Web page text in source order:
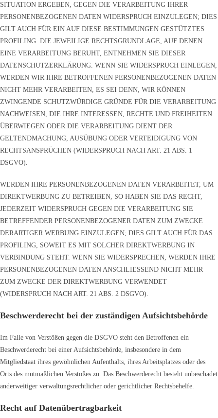
SITUATION ERGEBEN, GEGEN DIE VERARBEITUNG IHRER
PERSONENBEZOGENEN DATEN WIDERSPRUCH EINZULEGEN; DIES
GILT AUCH FÜR EIN AUF DIESE BESTIMMUNGEN GESTÜTZTES
PROFILING. DIE JEWEILIGE RECHTSGRUNDLAGE, AUF DENEN
EINE VERARBEITUNG BERUHT, ENTNEHMEN SIE DIESER
DATENSCHUTZERKLÄRUNG. WENN SIE WIDERSPRUCH EINLEGEN,
WERDEN WIR IHRE BETROFFENEN PERSONENBEZOGENEN DATEN
NICHT MEHR VERARBEITEN, ES SEI DENN, WIR KÖNNEN
ZWINGENDE SCHUTZWÜRDIGE GRÜNDE FÜR DIE VERARBEITUNG
NACHWEISEN, DIE IHRE INTERESSEN, RECHTE UND FREIHEITEN
ÜBERWIEGEN ODER DIE VERARBEITUNG DIENT DER
GELTENDMACHUNG, AUSÜBUNG ODER VERTEIDIGUNG VON
RECHTSANSPRÜCHEN (WIDERSPRUCH NACH ART. 21 ABS. 1
DSGVO).
WERDEN IHRE PERSONENBEZOGENEN DATEN VERARBEITET, UM
DIREKTWERBUNG ZU BETREIBEN, SO HABEN SIE DAS RECHT,
JEDERZEIT WIDERSPRUCH GEGEN DIE VERARBEITUNG SIE
BETREFFENDER PERSONENBEZOGENER DATEN ZUM ZWECKE
DERARTIGER WERBUNG EINZULEGEN; DIES GILT AUCH FÜR DAS
PROFILING, SOWEIT ES MIT SOLCHER DIREKTWERBUNG IN
VERBINDUNG STEHT. WENN SIE WIDERSPRECHEN, WERDEN IHRE
PERSONENBEZOGENEN DATEN ANSCHLIESSEND NICHT MEHR
ZUM ZWECKE DER DIREKTWERBUNG VERWENDET
(WIDERSPRUCH NACH ART. 21 ABS. 2 DSGVO).
Beschwerde­recht bei der zuständigen Aufsichts­behörde
Im Falle von Verstößen gegen die DSGVO steht den Betroffenen ein
Beschwerderecht bei einer Aufsichtsbehörde, insbesondere in dem
Mitgliedstaat ihres gewöhnlichen Aufenthalts, ihres Arbeitsplatzes oder des
Orts des mutmaßlichen Verstoßes zu. Das Beschwerderecht besteht unbeschadet
anderweitiger verwaltungsrechtlicher oder gerichtlicher Rechtsbehelfe.
Recht auf Daten­übertrag­barkeit